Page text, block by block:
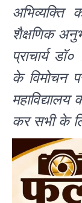
शैक्षणिक
प्राचार्य
के विमोचन
कर सभी के